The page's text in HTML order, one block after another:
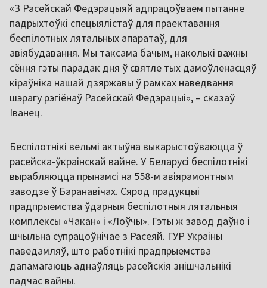
«З Расейскай Федэрацыяй адпрацоўваем пытанне
падрыхтоўкі спецыялістаў для праектавання
беспілотных лятальных апаратаў, для
авіябудавання. Мы таксама бачым, наколькі важны
сёння гэты парадак дня ў святле тых дамоўленасцяў
кіраўніка нашай дзяржавы ў рамках наведвання
шэрагу рэгіёнаў Расейскай Федэрацыі», – сказаў
Іванец.
Беспілотнікі вельмі актыўна выкарыстоўваюцца ў
расейска-ўкраінскай вайне. У Беларусі беспілотнікі
вырабляюцца прынамсі на 558-м авіярамонтным
заводзе ў Баранавічах. Сярод прадукцыі
прадпрыемства ўдарныя беспілотныя лятальныя
комплексы «Чакан» і «Лоўчы». Гэты ж завод даўно і
шчыльна супрацоўнічае з Расеяй. ГУР Украіны
паведамляў, што работнікі прадпрыемства
дапамагаюць аднаўляць расейскія знішчальнікі
падчас вайны.